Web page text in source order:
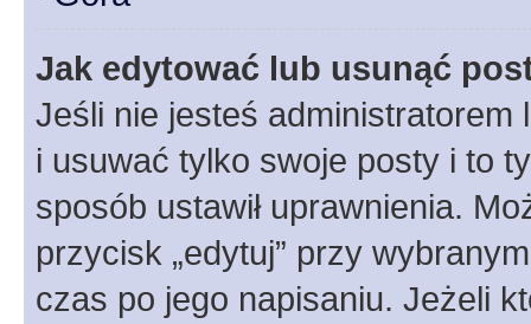
Jak edytować lub usunąć
Jeśli nie jesteś
i usuwać tylko swoje posty i to
sposób ustawił uprawnienia.
przycisk „edytuj” przy
czas po jego napisaniu. Jeżeli